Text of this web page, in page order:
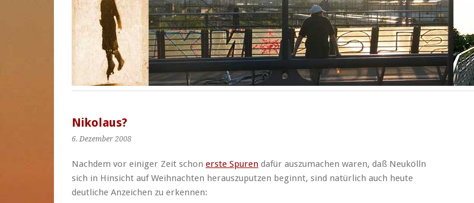
Nikolaus?
6. Dezember 2008
Nachdem vor einiger Zeit schon erste Spuren dafür auszumachen waren, daß Neukölln
sich in Hinsicht auf Weihnachten herauszuputzen beginnt, sind natürlich auch heute
deutliche Anzeichen zu erkennen: